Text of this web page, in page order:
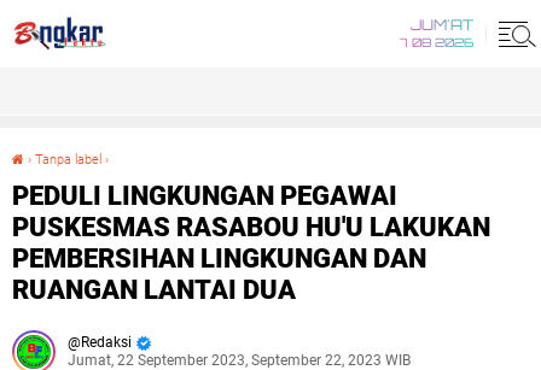
JUM'AT
7 08 2026
› Tanpa label ›
PEDULI LINGKUNGAN PEGAWAI
PUSKESMAS RASABOU HU'U LAKUKAN
PEMBERSIHAN LINGKUNGAN DAN
RUANGAN LANTAI DUA
Redaksi
Jumat, 22 September 2023, September 22, 2023 WIB